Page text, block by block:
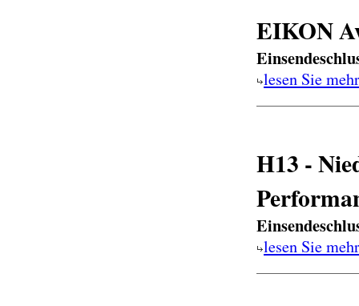
EIKON
lesen Sie mehr
H13 -
lesen Sie mehr